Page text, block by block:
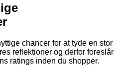
chancer for at tyde en stor
reflektioner og derfor foreslår
ratings inden du shopper.